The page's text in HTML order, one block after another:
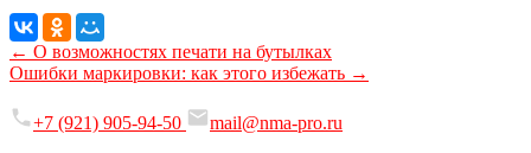
← О возможностях печати на бутылках
Ошибки маркировки: как этого избежать →
+7 (921) 905-94-50 mail@nma‑pro.ru